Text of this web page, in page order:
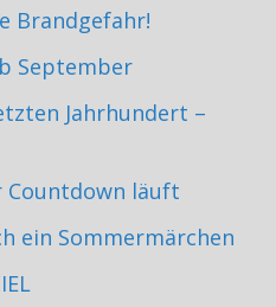
Brandgefahr!
September
Jahrhundert –
Countdown läuft
ein Sommermärchen